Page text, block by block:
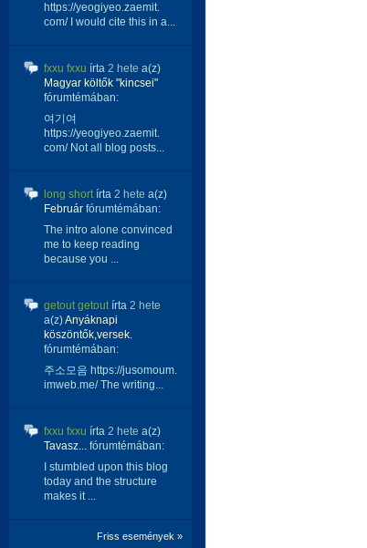
https://yeogiyeo.zaemit.
com/ I would cite this in a...
fxxu fxxu írta 2 hete a(z)
Magyar költők "kincsei"
fórumtémában:
여기여
https://yeogiyeo.zaemit.
com/ Not all blog posts...
long shortírta 2 hete a(z)
Február fórumtémában:
The intro alone convinced
me to keep reading
because you ...
getout getoutírta 2 hete
a(z)Anyáknapi
köszöntők,versek.
fórumtémában:
주소모음 https://jusomoum.
imweb.me/ The writing...
fxxu fxxu írta 2 hete a(z)
Tavasz... fórumtémában:
I stumbled upon this blog
today and the structure
makes it ...
Friss események »